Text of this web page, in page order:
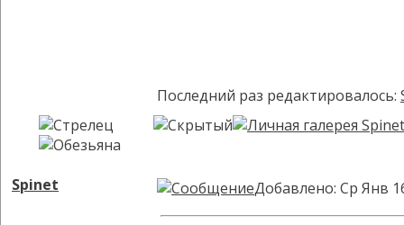
Последний раз редактировалось:
Spinet Добавлено: Ср Янв